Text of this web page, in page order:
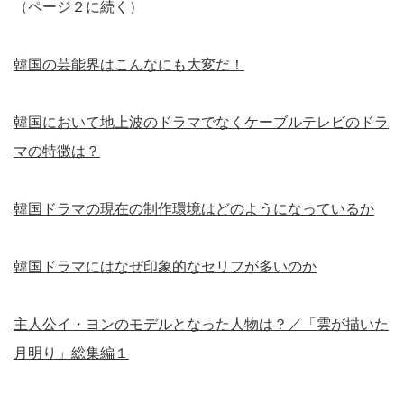
（ページ２に続く）
韓国の芸能界はこんなにも大変だ！
韓国において地上波のドラマでなくケーブルテレビのドラ
マの特徴は？
韓国ドラマの現在の制作環境はどのようになっているか
韓国ドラマにはなぜ印象的なセリフが多いのか
主人公イ・ヨンのモデルとなった人物は？／「雲が描いた
月明り」総集編１